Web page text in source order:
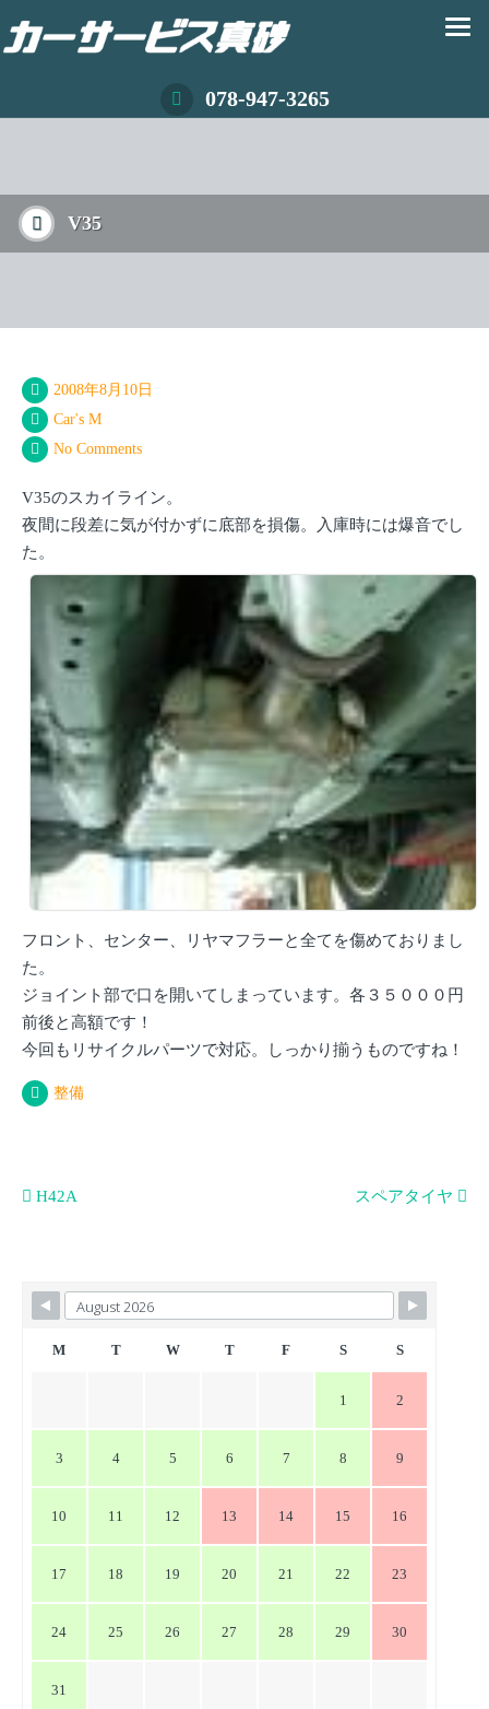
078-947-3265
V35
2008年8月10日
Car's M
No Comments
V35のスカイライン。
夜間に段差に気が付かずに底部を損傷。入庫時には爆音でし
た。
フロント、センター、リヤマフラーと全てを傷めておりまし
た。
ジョイント部で口を開いてしまっています。各３５０００円
前後と高額です！
今回もリサイクルパーツで対応。しっかり揃うものですね！
整備
投
ビ
ゲ
H42A スペアタイヤ
M T W T F S S
1 2
3 4 5 6 7 8 9
10 11 12 13 14 15 16
17 18 19 20 21 22 23
24 25 26 27 28 29 30
31